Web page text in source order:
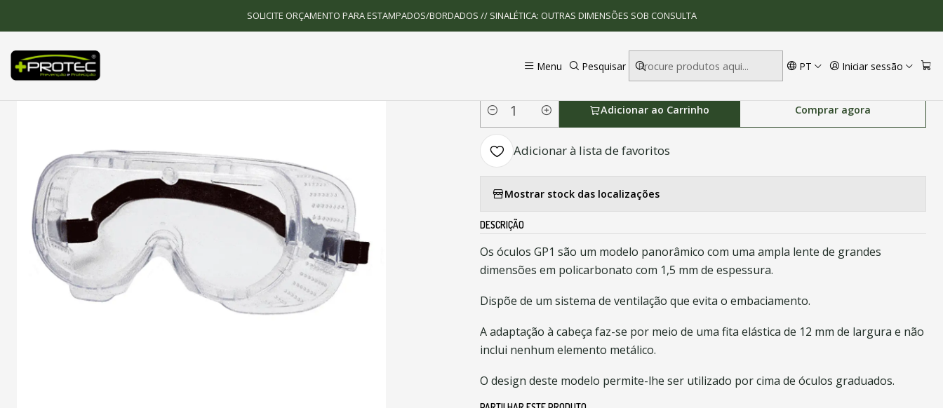
Menu Pesquisar PT Iniciar sessão
SOLICITE ORÇAMENTO PARA ESTAMPADOS/BORDADOS // SINALÉTICA: OUTRAS DIMENSÕES SOB CONSULTA
Início Proteção Ocular e Facial Óculos Panorâmicos com sistema de ventilação
Óculos Panorâmicos com sistema de ventilação
Quantidade
Adicionar ao Carrinho Comprar agora
Adicionar à lista de favoritos
Mostrar stock das localizações
DESCRIÇÃO
Os óculos GP1 são um modelo panorâmico com uma ampla lente de grandes
dimensões em policarbonato com 1,5 mm de espessura.
Dispõe de um sistema de ventilação que evita o embaciamento.
A adaptação à cabeça faz-se por meio de uma fita elástica de 12 mm de largura e não
inclui nenhum elemento metálico.
O design deste modelo permite-lhe ser utilizado por cima de óculos graduados.